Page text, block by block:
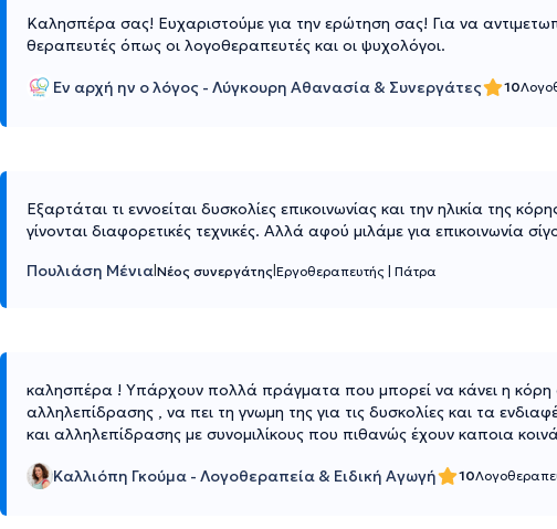
Καλησπέρα σας! Ευχαριστούμε για την ερώτηση σας! Για να
θεραπευτές όπως οι λογοθεραπευτές και οι ψυχολόγοι.
Εν αρχή ην ο λόγος - Λύγκουρη Αθανασία & Συνεργάτες 10
Εξαρτάται τι εννοείται δυσκολίες επικοινωνίας και την ηλικία της
γίνονται διαφορετικές τεχνικές. Αλλά αφού μιλάμε για επικοινωνία
Πουλιάση Mένια Νέος συνεργάτης Εργοθεραπευτής Πάτρα
καλησπέρα ! Υπάρχουν πολλά πράγματα που μπορεί να κάνει η κόρη
αλληλεπίδρασης , να πει τη γνωμη της για τις δυσκολίες και τα
και αλληλεπίδρασης με συνομιλίκους που πιθανώς έχουν καποια
Καλλιόπη Γκούμα - Λογοθεραπεία & Ειδική Αγωγή 10